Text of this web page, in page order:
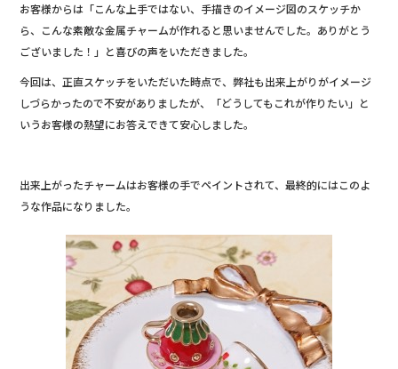
お客様からは「こんな上手ではない、手描きのイメージ図のスケッチか
ら、こんな素敵な金属チャームが作れると思いませんでした。ありがとう
ございました！」と喜びの声をいただきました。
今回は、正直スケッチをいただいた時点で、弊社も出来上がりがイメージ
しづらかったので不安がありましたが、「どうしてもこれが作りたい」と
いうお客様の熱望にお答えできて安心しました。
出来上がったチャームはお客様の手でペイントされて、最終的にはこのよ
うな作品になりました。